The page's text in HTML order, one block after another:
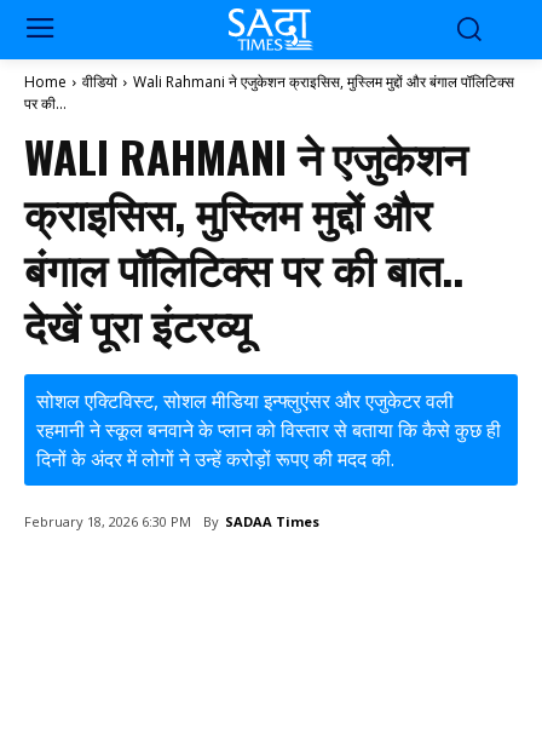
Home वीडियो
Wali Rahmani ने एजुकेशन क्राइसिस, मुस्लिम मुद्दों और बंगाल पॉलिटिक्स
पर की...
WALI RAHMANI ने एजुकेशन
क्राइसिस, मुस्लिम मुद्दों और
बंगाल पॉलिटिक्स पर की बात..
देखें पूरा इंटरव्यू
सोशल एक्टिविस्ट, सोशल मीडिया इन्फ्लुएंसर और एजुकेटर वली
रहमानी ने स्कूल बनवाने के प्लान को विस्तार से बताया कि कैसे कुछ ही
दिनों के अंदर में लोगों ने उन्हें करोड़ों रूपए की मदद की.
February 18, 2026 6:30 PM By SADAA Times